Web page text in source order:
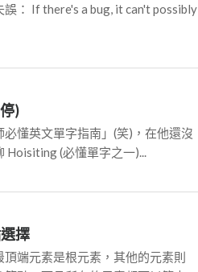
： If there's a bug, it can't possibly
)
懂英文單字指南」(笑)，在他還沒
(必懂單字之一)...
擇
端元素是根元素，其他的元素則